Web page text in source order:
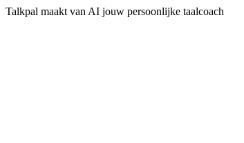
Talkpal maakt van AI jouw persoonlijke taalcoach